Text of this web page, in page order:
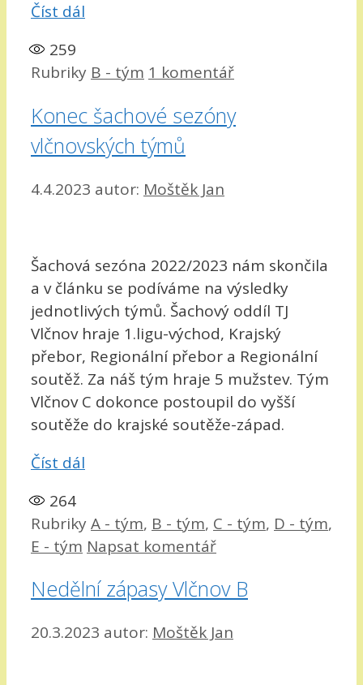
Číst dál
259
Rubriky B - tým 1 komentář
Konec šachové sezóny
vlčnovských týmů
4.4.2023 autor: Moštěk Jan
Šachová sezóna 2022/2023 nám skončila
a v článku se podíváme na výsledky
jednotlivých týmů. Šachový oddíl TJ
Vlčnov hraje 1.ligu-východ, Krajský
přebor, Regionální přebor a Regionální
soutěž. Za náš tým hraje 5 mužstev. Tým
Vlčnov C dokonce postoupil do vyšší
soutěže do krajské soutěže-západ.
Číst dál
264
RubrikyA - tým, B - tým, C - tým, D - tým,
E - tým Napsat komentář
Nedělní zápasy Vlčnov B
20.3.2023 autor: Moštěk Jan